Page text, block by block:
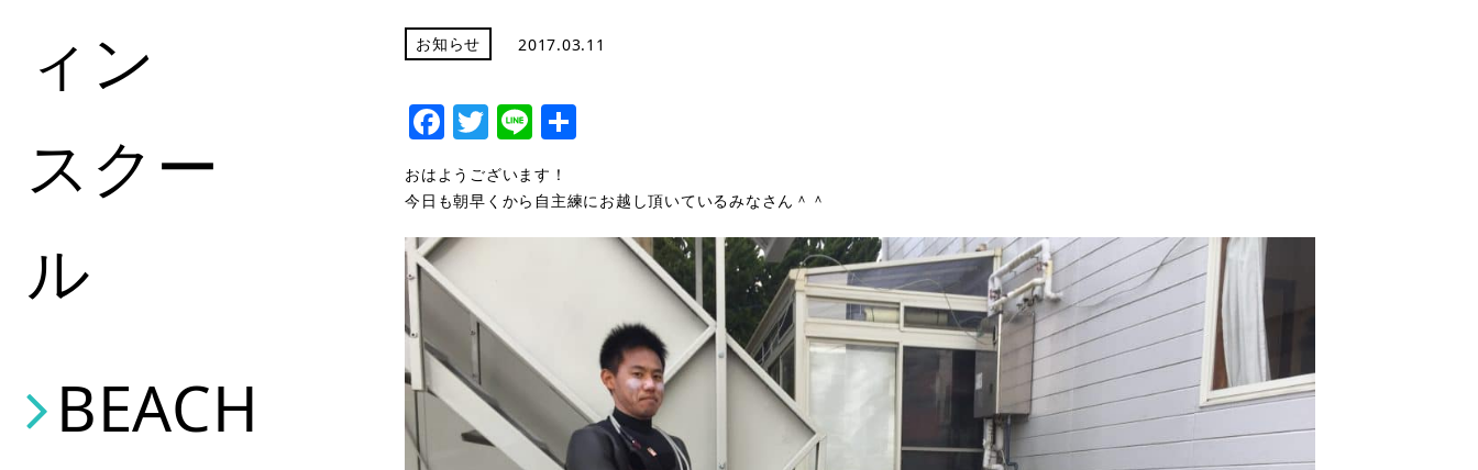
ィン
スクー
ル
BEACH
お知らせ 2017.03.11
Facebook
Twitter
Line
おはようございます！
今日も朝早くから自主練にお越し頂いているみなさん＾＾